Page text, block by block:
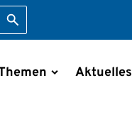
starten
Aktuelles